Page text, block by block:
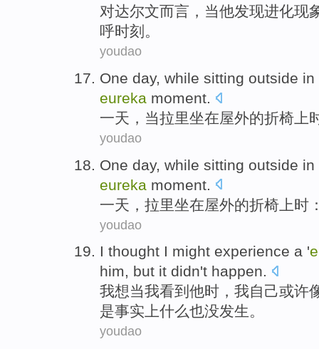
对达尔文而言 ， 当他发现进化现
呼时刻 。
youdao
One day, while sitting outside in
eureka moment.
一天 ， 当拉里坐在屋外的折椅上
youdao
One day, while sitting outside in
eureka moment
一天 ， 拉里坐在屋外的折椅上时
youdao
I thought I might experience a '
him, but it didn't happen.
我想当我看到 他时，我自己或许
是事实上什么也没发生。
youdao